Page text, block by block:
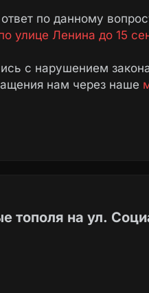
по данному
улице Ленина до 15
с нарушением
нам через наше
тополя на ул.